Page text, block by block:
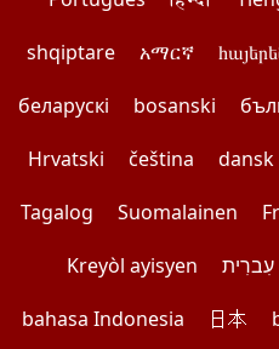
shqiptare
አማርኛ
беларускі
bosanski
Hrvatski
čeština dansk
Tagalog
Suomalainen
Kreyòl ayisyen
עִברִית
bahasa Indonesia
日本